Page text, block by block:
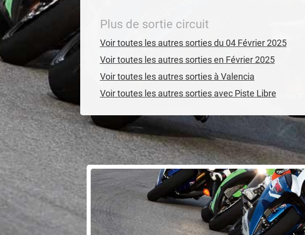
Plus de sortie circuit
Voir toutes les autres sorties du 04 Février 2025
Voir toutes les autres sorties en Février 2025
Voir toutes les autres sorties à Valencia
Voir toutes les autres sorties avec Piste Libre